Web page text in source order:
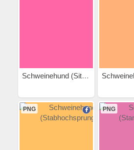
Schweinehund (Situp)
PNG PNG